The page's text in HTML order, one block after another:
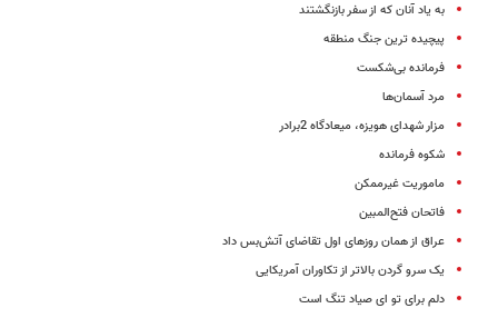
به یاد آنان که از سفر بازنگشتند
پیچیده ترین جنگ منطقه
فرمانده بی‌شکست
مرد آسمان‌ها
مزار شهدای هویزه، میعادگاه 2برادر
شکوه فرمانده
ماموریت غیرممکن
فاتحان فتح‌المبین
عراق از همان روزهای اول تقاضای آتش‌بس داد
یک سرو گردن بالاتر از تکاوران آمریکایی
دلم برای تو ای صیاد تنگ است